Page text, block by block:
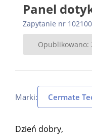
Panel
Zapytanie nr
Opublikowano:
Marki: Cermate
Dzień dobry,